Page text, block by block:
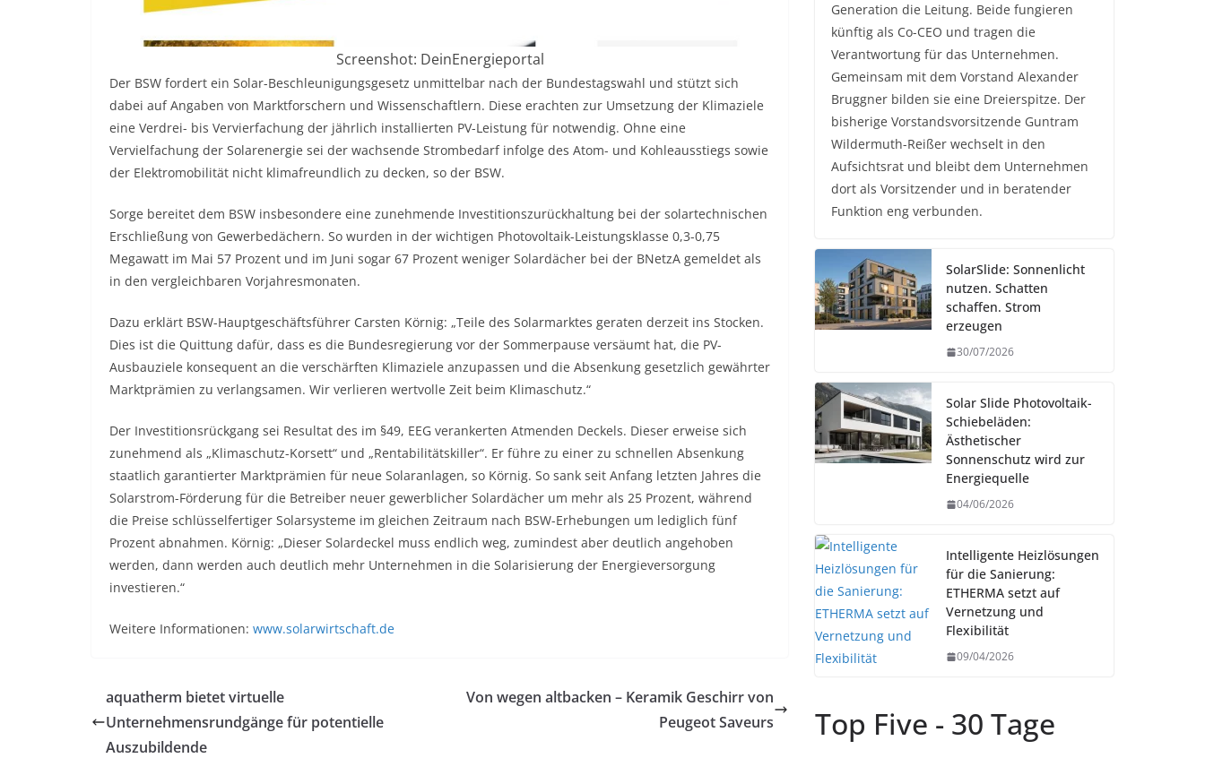
Screenshot: DeinEnergieportal
Der BSW fordert ein Solar-Beschleunigungsgesetz unmittelbar nach der Bundestagswahl und stützt sich
dabei auf Angaben von Marktforschern und Wissenschaftlern. Diese erachten zur Umsetzung der Klimaziele
eine Verdrei- bis Vervierfachung der jährlich installierten PV-Leistung für notwendig. Ohne eine
Vervielfachung der Solarenergie sei der wachsende Strombedarf infolge des Atom- und Kohleausstiegs sowie
der Elektromobilität nicht klimafreundlich zu decken, so der BSW.
Sorge bereitet dem BSW insbesondere eine zunehmende Investitionszurückhaltung bei der solartechnischen
Erschließung von Gewerbedächern. So wurden in der wichtigen Photovoltaik-Leistungsklasse 0,3-0,75
Megawatt im Mai 57 Prozent und im Juni sogar 67 Prozent weniger Solardächer bei der BNetzA gemeldet als
in den vergleichbaren Vorjahresmonaten.
Dazu erklärt BSW-Hauptgeschäftsführer Carsten Körnig: „Teile des Solarmarktes geraten derzeit ins Stocken.
Dies ist die Quittung dafür, dass es die Bundesregierung vor der Sommerpause versäumt hat, die PV-
Ausbauziele konsequent an die verschärften Klimaziele anzupassen und die Absenkung gesetzlich gewährter
Marktprämien zu verlangsamen. Wir verlieren wertvolle Zeit beim Klimaschutz.“
Der Investitionsrückgang sei Resultat des im §49, EEG verankerten Atmenden Deckels. Dieser erweise sich
zunehmend als „Klimaschutz-Korsett“ und „Rentabilitätskiller“. Er führe zu einer zu schnellen Absenkung
staatlich garantierter Marktprämien für neue Solaranlagen, so Körnig. So sank seit Anfang letzten Jahres die
Solarstrom-Förderung für die Betreiber neuer gewerblicher Solardächer um mehr als 25 Prozent, während
die Preise schlüsselfertiger Solarsysteme im gleichen Zeitraum nach BSW-Erhebungen um lediglich fünf
Prozent abnahmen. Körnig: „Dieser Solardeckel muss endlich weg, zumindest aber deutlich angehoben
werden, dann werden auch deutlich mehr Unternehmen in die Solarisierung der Energieversorgung
investieren.“
Weitere Informationen: www.solarwirtschaft.de
aquatherm bietet virtuelle
Unternehmensrundgänge für potentielle
Auszubildende
Von wegen altbacken – Keramik Geschirr von
Peugeot Saveurs
Generation die Leitung. Beide fungieren
künftig als Co-CEO und tragen die
Verantwortung für das Unternehmen.
Gemeinsam mit dem Vorstand Alexander
Bruggner bilden sie eine Dreierspitze. Der
bisherige Vorstandsvorsitzende Guntram
Wildermuth-Reißer wechselt in den
Aufsichtsrat und bleibt dem Unternehmen
dort als Vorsitzender und in beratender
Funktion eng verbunden.
SolarSlide: Sonnenlicht
nutzen. Schatten
schaffen. Strom
erzeugen
30/07/2026
Solar Slide Photovoltaik-
Schiebeläden:
Ästhetischer
Sonnenschutz wird zur
Energiequelle
04/06/2026
Intelligente Heizlösungen
für die Sanierung:
ETHERMA setzt auf
Vernetzung und
Flexibilität
09/04/2026
Top Five - 30 Tage